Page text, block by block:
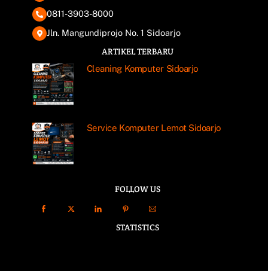
0811-3903-8000
Jln. Mangundiprojo No. 1 Sidoarjo
ARTIKEL TERBARU
Cleaning Komputer Sidoarjo
Service Komputer Lemot Sidoarjo
FOLLOW US
STATISTICS